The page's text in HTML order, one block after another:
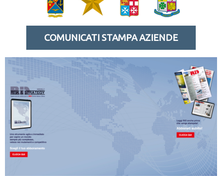
COMUNICATI STAMPA AZIENDE